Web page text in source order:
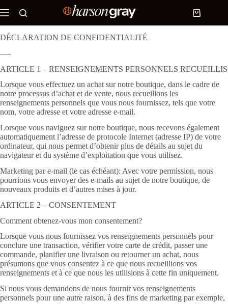
to
Shopping
cart
DÉCLARATION DE CONFIDENTIALITÉ
—-
ARTICLE 1 – RENSEIGNEMENTS PERSONNELS RECUEILLIS
Lorsque vous effectuez un achat sur notre boutique, dans le cadre de
notre processus d’achat et de vente, nous recueillons les
renseignements personnels que vous nous fournissez, tels que votre
nom, votre adresse et votre adresse e-mail.
Lorsque vous naviguez sur notre boutique, nous recevons également
automatiquement l’adresse de protocole Internet (adresse IP) de votre
ordinateur, qui nous permet d’obtenir plus de détails au sujet du
navigateur et du système d’exploitation que vous utilisez.
Marketing par e-mail (le cas échéant): Avec votre permission, nous
pourrions vous envoyer des e-mails au sujet de notre boutique, de
nouveaux produits et d’autres mises à jour.
ARTICLE 2 – CONSENTEMENT
Comment obtenez-vous mon consentement?
Lorsque vous nous fournissez vos renseignements personnels pour
conclure une transaction, vérifier votre carte de crédit, passer une
commande, planifier une livraison ou retourner un achat, nous
présumons que vous consentez à ce que nous recueillions vos
renseignements et à ce que nous les utilisions à cette fin uniquement.
Si nous vous demandons de nous fournir vos renseignements
personnels pour une autre raison, à des fins de marketing par exemple,